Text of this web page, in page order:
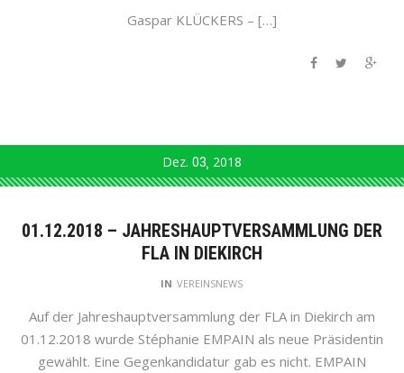
Gaspar KLÜCKERS – […]
Dez. 03 2018
01.12.2018 – JAHRESHAUPTVERSAMMLUNG DER
FLA IN DIEKIRCH
IN VEREINSNEWS
Auf der Jahreshauptversammlung der FLA in Diekirch am
01.12.2018 wurde Stéphanie EMPAIN als neue Präsidentin
gewählt. Eine Gegenkandidatur gab es nicht. EMPAIN